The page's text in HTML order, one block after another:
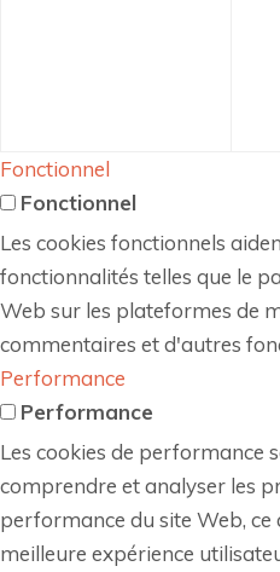
Fonctionnel
Fonctionnel
Les cookies fonctionnels
fonctionnalités telles que le
Web sur les plateformes de
commentaires et d'autres
Performance
Performance
Les cookies de performance
comprendre et analyser les
performance du site Web,
meilleure expérience